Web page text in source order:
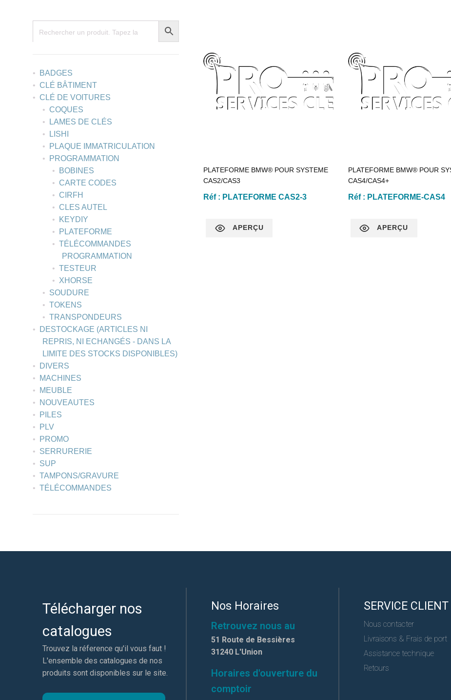
BADGES
CLÉ BÂTIMENT
CLÉ DE VOITURES
COQUES
LAMES DE CLÉS
LISHI
PLAQUE IMMATRICULATION
PROGRAMMATION
BOBINES
CARTE CODES
CIRFH
CLES AUTEL
KEYDIY
PLATEFORME
TÉLÉCOMMANDES
PROGRAMMATION
TESTEUR
XHORSE
SOUDURE
TOKENS
TRANSPONDEURS
DESTOCKAGE (ARTICLES NI
REPRIS, NI ECHANGÉS - DANS LA
LIMITE DES STOCKS DISPONIBLES)
DIVERS
MACHINES
MEUBLE
NOUVEAUTES
PILES
PLV
PROMO
SERRURERIE
SUP
TAMPONS/GRAVURE
TÉLÉCOMMANDES
APERÇU
PLATEFORME BMW® POUR SYSTEME
CAS2/CAS3
Réf : PLATEFORME CAS2-3
APERÇU
PLATEFORME BMW® POUR
CAS4/CAS4+
Réf : PLATEFORME-CAS4
Télécharger nos
catalogues
Trouvez la réference qu'il vous faut !
L'ensemble des catalogues de nos
produits sont disponibles sur le site.
Nos Horaires
Retrouvez nous au
51 Route de Bessières
31240 L'Union
Horaires d'ouverture du
comptoir
SERVICE CLIENT
Nous contacter
Livraisons & Frais de port
Assistance technique
Retours